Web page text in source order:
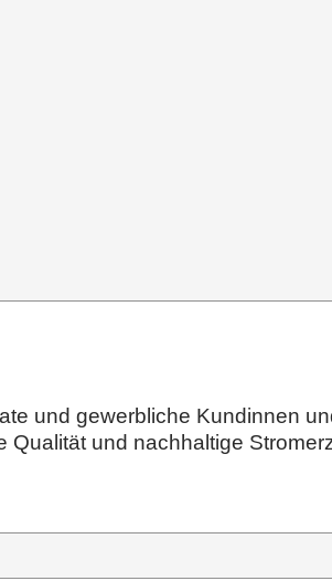
und gewerbliche Kundinnen
und nachhaltige